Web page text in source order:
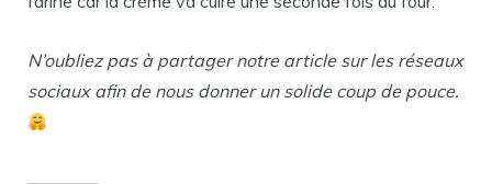
N’oubliez pas à partager notre article sur les réseaux
sociaux afin de nous donner un solide coup de pouce.